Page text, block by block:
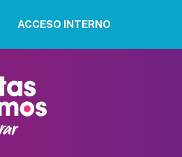
ACCESO INTERNO